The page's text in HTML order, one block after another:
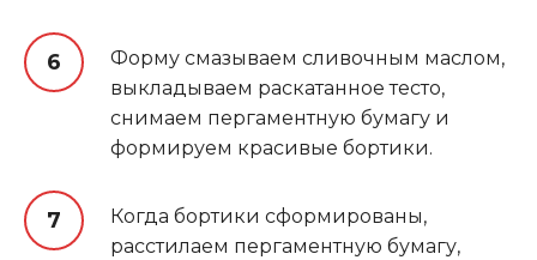
Форму смазываем сливочным маслом,
выкладываем раскатанное тесто,
снимаем пергаментную бумагу и
формируем красивые бортики.
Когда бортики сформированы,
расстилаем пергаментную бумагу,